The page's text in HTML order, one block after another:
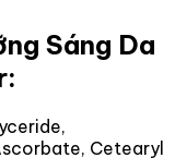
Sáng Da
Cetearyl